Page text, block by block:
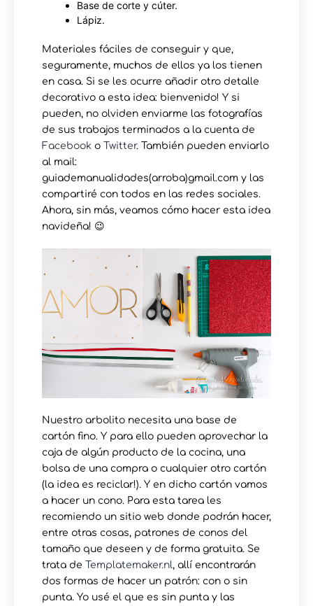
Base de corte y cúter.
Lápiz.
Materiales fáciles de conseguir y que,
seguramente, muchos de ellos ya los tienen
en casa. Si se les ocurre añadir otro detalle
decorativo a esta idea: bienvenido! Y si
pueden, no olviden enviarme las fotografías
de sus trabajos terminados a la cuenta de
Facebook o Twitter. También pueden enviarlo
al mail:
guiademanualidades(arroba)gmail.com y las
compartiré con todos en las redes sociales.
Ahora, sin más, veamos cómo hacer esta idea
navideña! 😉
Nuestro arbolito necesita una base de
cartón fino. Y para ello pueden aprovechar la
caja de algún producto de la cocina, una
bolsa de una compra o cualquier otro cartón
(la idea es reciclar!). Y en dicho cartón vamos
a hacer un cono. Para esta tarea les
recomiendo un sitio web donde podrán hacer,
entre otras cosas, patrones de conos del
tamaño que deseen y de forma gratuita. Se
trata de
Templatemaker.nl, allí encontrarán
dos formas de hacer un patrón: con o sin
punta. Yo usé el que es sin punta y las